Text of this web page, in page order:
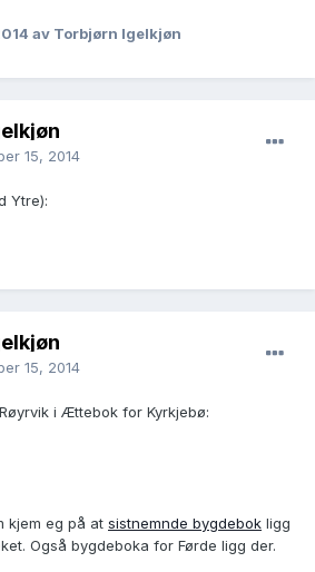
av Torbjørn Igelkjøn
15, 2014
Ytre):
15, 2014
i Ættebok for Kyrkjebø:
kjem eg på at sistnemnde bygdebok ligg
Også bygdeboka for Førde ligg der.